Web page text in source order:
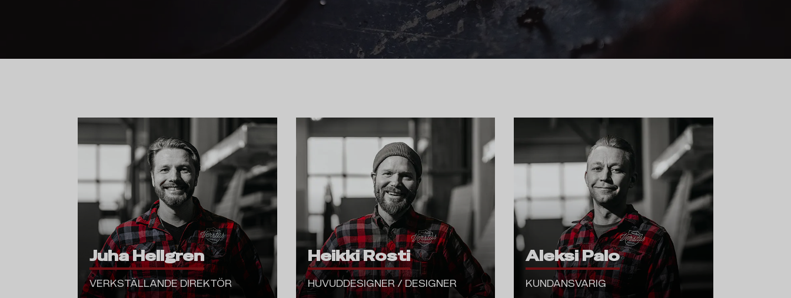
Juha Hellgren
VERKSTÄLLANDE DIREKTÖR
Heikki Rosti
HUVUDDESIGNER / DESIGNER
Aleksi Palo
KUNDANSVARIG